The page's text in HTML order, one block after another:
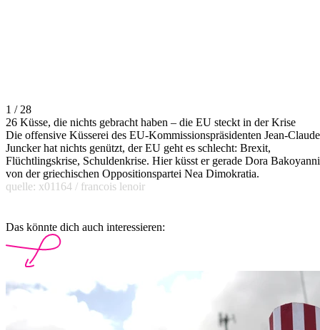
1 / 28
26 Küsse, die nichts gebracht haben – die EU steckt in der Krise
Die offensive Küsserei des EU-Kommissionspräsidenten Jean-Claude
Juncker hat nichts genützt, der EU geht es schlecht: Brexit,
Flüchtlingskrise, Schuldenkrise. Hier küsst er gerade Dora
von der griechischen Oppositionspartei Nea Dimokratia.
quelle: x01164 / francois lenoir
Das könnte dich auch interessieren: